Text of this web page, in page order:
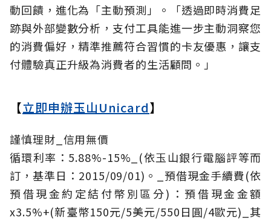
動回饋，進化為「主動預測」。「透過即時消費足
跡與外部變數分析，支付工具能進一步主動洞察您
的消費偏好，精準推薦符合習慣的卡友優惠，讓支
付體驗真正升級為消費者的生活顧問。」
【立即申辦玉山Unicard】
謹慎理財_信用無價
循環利率：5.88%-15%_(依玉山銀行電腦評等而
訂，基準日：2015/09/01)。_預借現金手續費(依
預借現金約定結付幣別區分)：預借現金金額
x3.5%+(新臺幣150元/5美元/550日圓/4歐元)_其